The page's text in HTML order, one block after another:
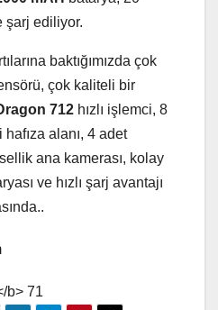
şarj ediliyor.
baktığımızda çok
çok kaliteli bir
712 hızlı işlemci, 8
alanı, 4 adet
ana kamerası, kolay
ve hızlı şarj avantajı
b> 71